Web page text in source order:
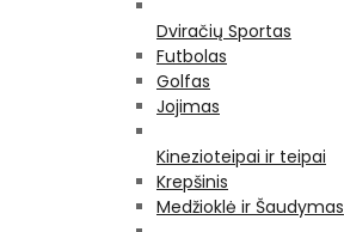
Dviračių Sportas
Futbolas
Golfas
Jojimas
Kinezioteipai ir teipai
Krepšinis
Medžioklė ir Šaudymas